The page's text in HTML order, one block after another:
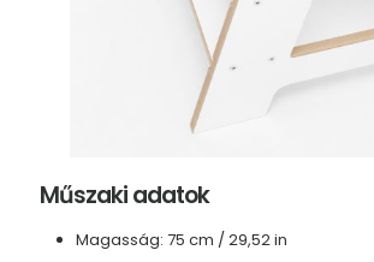
Műszaki adatok
Magasság: 75 cm / 29,52 in